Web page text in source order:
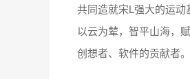
共同造就宋L强大的运动
以云为辇，智平山海，
创想者、软件的贡献者